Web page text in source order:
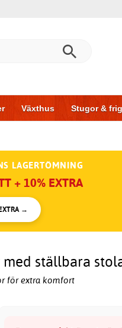
Växthus Stugor &
LAGERTÖMNING
+ 10% EXTRA
→
ställbara
för extra komfort